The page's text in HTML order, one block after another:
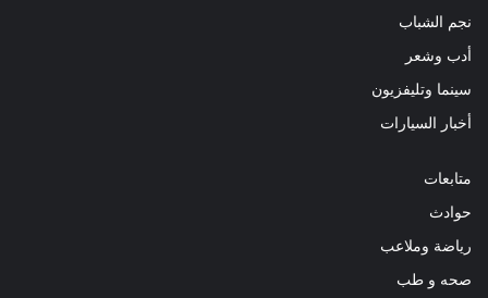
نجم الشباب
أدب وشعر
سينما وتليفزيون
أخبار السيارات
متابعات
حوادث
رياضة وملاعب
صحه و طب